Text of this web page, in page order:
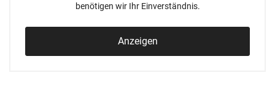
benötigen wir Ihr Einverständnis.
Anzeigen